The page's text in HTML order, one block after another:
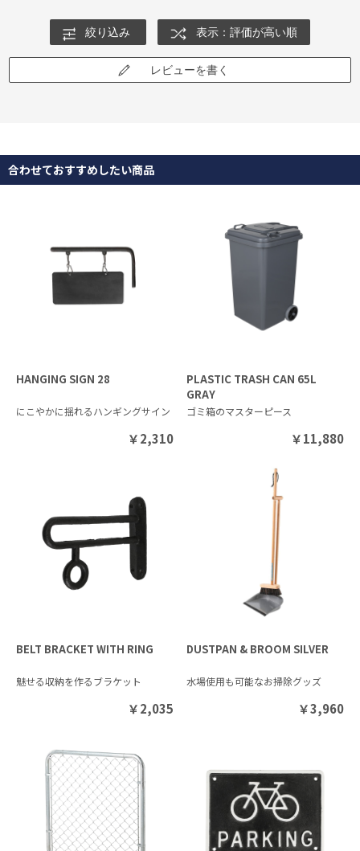
絞り込み 表示：評価が高い順
レビューを書く
合わせておすすめしたい商品
HANGING SIGN 28
にこやかに揺れるハンギングサイン
￥2,310
PLASTIC TRASH CAN 65L
GRAY
ゴミ箱のマスターピース
￥11,880
BELT BRACKET WITH RING
魅せる収納を作るブラケット
￥2,035
DUSTPAN & BROOM SILVER
水場使用も可能なお掃除グッズ
￥3,960